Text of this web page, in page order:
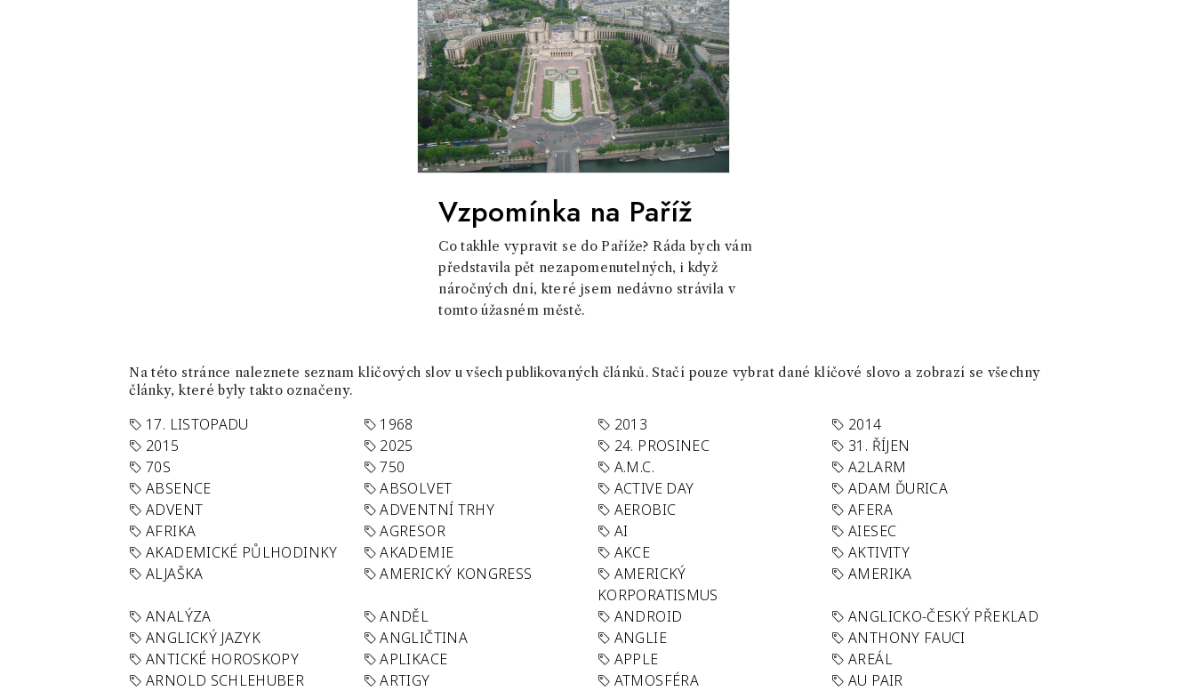
Vzpomínka na Paříž
Co takhle vypravit se do Paříže? Ráda bych vám
představila pět nezapomenutelných, i když
náročných dní, které jsem nedávno strávila v
tomto úžasném městě.
Na této stránce naleznete seznam klíčových slov u všech publikovaných článků. Stačí pouze vybrat dané klíčové slovo a zobrazí se všechny
články, které byly takto označeny.
17. LISTOPADU 1968 2013
2014
2015
2025 24. PROSINEC
31. ŘÍJEN
70S
750 A.M.C.
A2LARM
ABSENCE
ABSOLVET ACTIVE DAY
ADAM ĎURICA
ADVENT
ADVENTNÍ TRHY AEROBIC
AFERA
AFRIKA
AGRESOR AI
AIESEC
AKADEMICKÉ PŮLHODINKY
AKADEMIE AKCE
AKTIVITY
ALJAŠKA
AMERICKÝ KONGRESS
AMERICKÝ
KORPORATISMUS
AMERIKA
ANALÝZA ANDĚL ANDROID
ANGLICKO-ČESKÝ PŘEKLAD
ANGLICKÝ JAZYK
ANGLIČTINA ANGLIE
ANTHONY FAUCI
ANTICKÉ HOROSKOPY
APLIKACE APPLE
AREÁL
ARNOLD SCHLEHUBER
ARTIGY ATMOSFÉRA
AU PAIR